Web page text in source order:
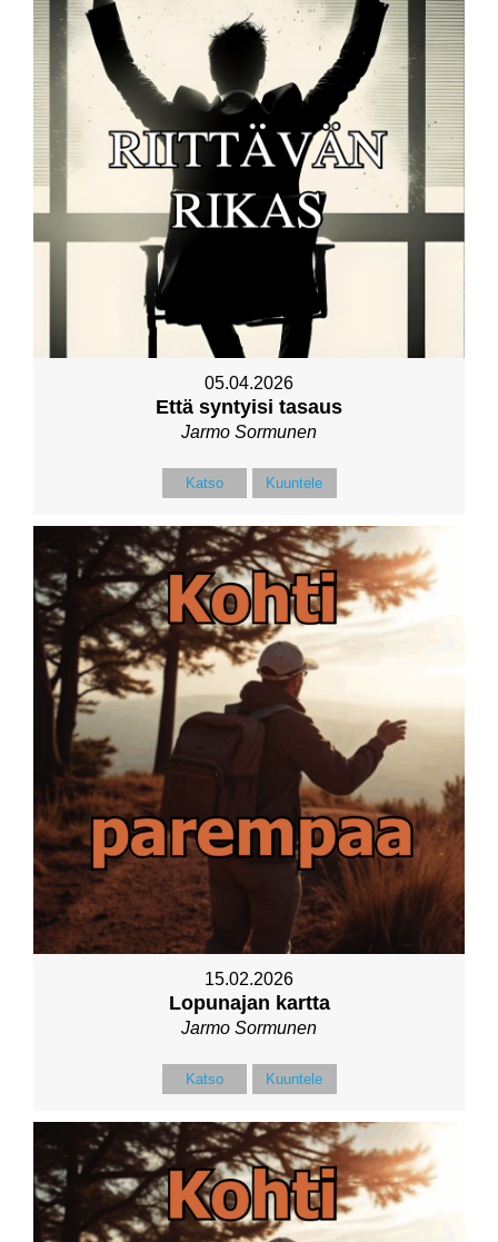
05.04.2026
Että syntyisi tasaus
Jarmo Sormunen
Katso Kuuntele
15.02.2026
Lopunajan kartta
Jarmo Sormunen
Katso Kuuntele